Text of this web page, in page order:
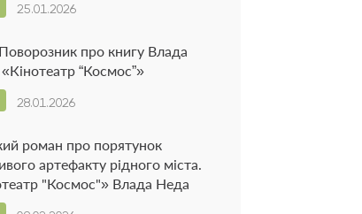
25.01.2026
про книгу Влада
“Космос”»
28.01.2026
роман про порятунок
артефакту рідного міста.
"Космос"» Влада Неда